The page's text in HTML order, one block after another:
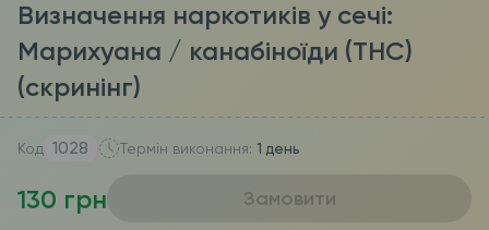
Визначення наркотиків у сечі:
Марихуана / канабіноїди (THC)
(скринінг)
Код 1028 Термін виконання: 1 день
130 грн Замовити